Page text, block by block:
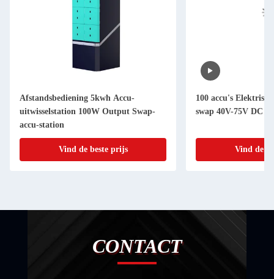
Afstandsbediening 5kwh Accu-
uitwisselstation 100W Output Swap-
accu-station
Vind de beste prijs
100 accu's
swap 40V-75V DC
Vind de
CONTACT